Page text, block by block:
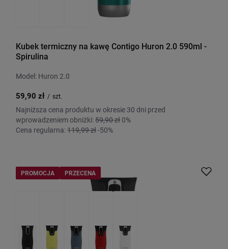
Kubek termiczny na kawę Contigo Huron 2.0 590ml -
Spirulina
Model: Huron 2.0
59,90 zł / szt.
Najniższa cena produktu w okresie 30 dni przed
wprowadzeniem obniżki:59,90 zł 0%
Cena regularna:119,99 zł-50%
PROMOCJA PRZECENA